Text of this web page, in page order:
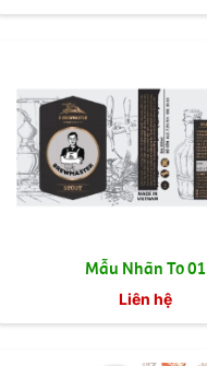
Mẫu Nhãn To 01
Liên hệ